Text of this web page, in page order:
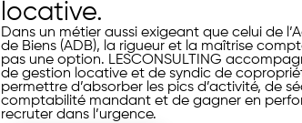
locative.
Dans un métier aussi exigeant que celui de
de Biens (ADB), la rigueur et la maîtrise
pas une option. LESCONSULTING
de gestion locative et de syndic de
permettre d’absorber les pics d’activité, de
comptabilité mandant et de gagner en
recruter dans l’urgence.